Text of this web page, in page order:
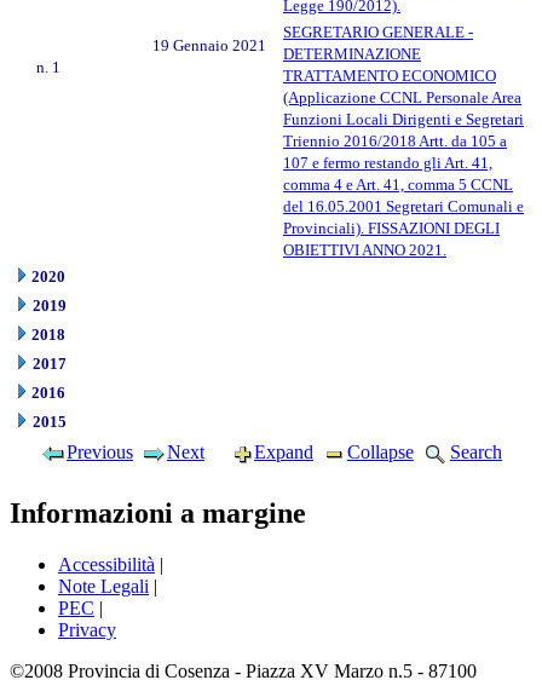
Legge 190/2012).
n. 1
19 Gennaio 2021
SEGRETARIO GENERALE -
DETERMINAZIONE
TRATTAMENTO ECONOMICO
(Applicazione CCNL Personale Area
Funzioni Locali Dirigenti e Segretari
Triennio 2016/2018 Artt. da 105 a
107 e fermo restando gli Art. 41,
comma 4 e Art. 41, comma 5 CCNL
del 16.05.2001 Segretari Comunali e
Provinciali). FISSAZIONI DEGLI
OBIETTIVI ANNO 2021.
2020
2019
2018
2017
2016
2015
Previous Next Expand Collapse Search
Informazioni a margine
Accessibilità |
Note Legali |
PEC |
Privacy
©2008 Provincia di Cosenza - Piazza XV Marzo n.5 - 87100